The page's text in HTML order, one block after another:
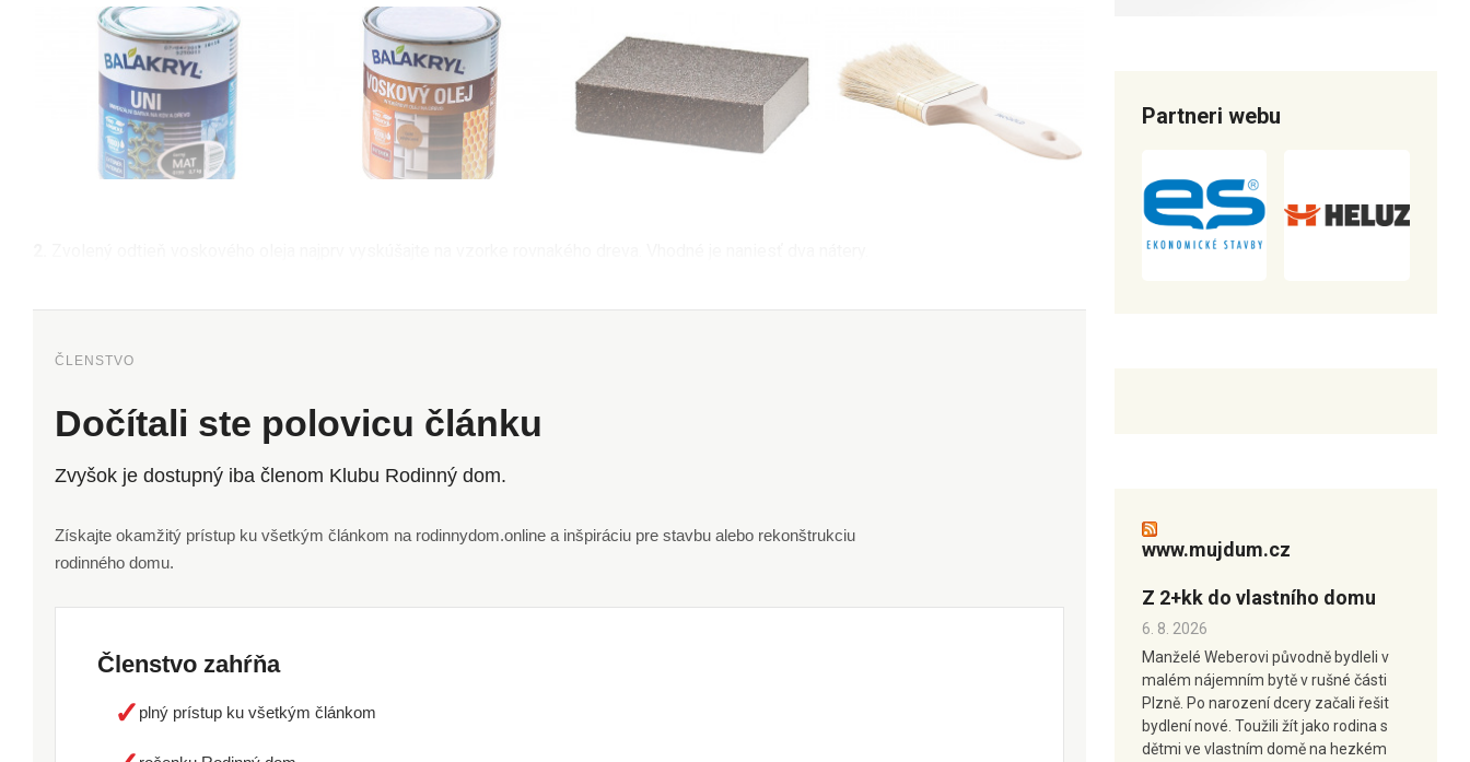
ČLENSTVO
Dočítali ste polovicu článku
Zvyšok je dostupný iba členom Klubu Rodinný dom.
Získajte okamžitý prístup ku všetkým článkom na rodinnydom.online a inšpiráciu pre stavbu alebo rekonštrukciu
rodinného domu.
Členstvo zahŕňa
✓ plný prístup ku všetkým článkom
Partneri webu
www.mujdum.cz
Z 2+kk do vlastního domu
6. 8. 2026
Manželé Weberovi původně bydleli v
malém nájemním bytě v rušné části
Plzně. Po narození dcery začali řešit
bydlení nové. Toužili žít jako rodina s
dětmi ve vlastním domě na hezkém